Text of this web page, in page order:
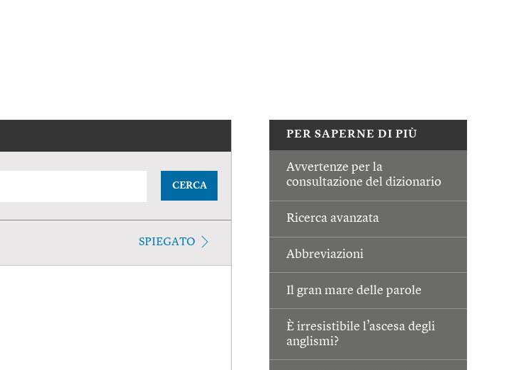
PER SAPERNE DI PIÙ
Avvertenze per la
consultazione del dizionario
Ricerca avanzata
Abbreviazioni
Il gran mare delle parole
È irresistibile l’ascesa degli
anglismi?
CERCA
SPIEGATO